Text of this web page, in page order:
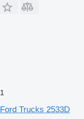
1
Ford Trucks 2533D